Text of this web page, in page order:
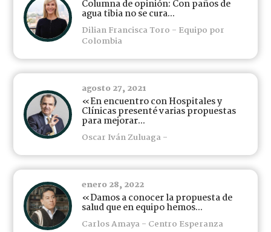
Columna de opinión: Con paños de
agua tibia no se cura...
Dilian Francisca Toro - Equipo por
Colombia
agosto 27, 2021
«En encuentro con Hospitales y
Clínicas presenté varias propuestas
para mejorar...
Oscar Iván Zuluaga -
enero 28, 2022
«Damos a conocer la propuesta de
salud que en equipo hemos...
Carlos Amaya - Centro Esperanza